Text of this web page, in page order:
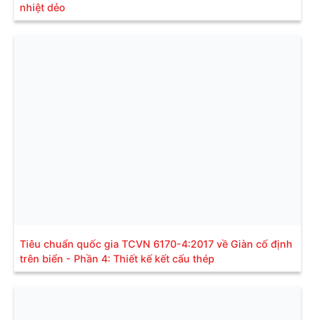
nhiệt dẻo
Tiêu chuẩn quốc gia TCVN 6170-4:2017 về Giàn cố định
trên biển - Phần 4: Thiết kế kết cấu thép